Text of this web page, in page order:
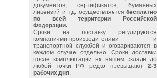
документов, сертификатов, бумажных
лицензий и т.д. осуществляется бесплатно
по всей территории Российской
Федерации.
Сроки на поставку регулируются
компаниями-производителями и
транспортной службой и оговариваются в
каждом случае отдельно. Сроки доставки
после комплектации на нашем складе до
любой точки РФ редко превышают 2-3
рабочих дня.